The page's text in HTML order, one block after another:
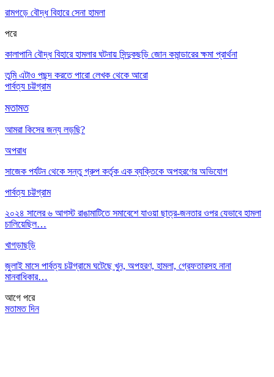
রামগড়ে বৌদ্ধ বিহারে সেনা হামলা
পরে
কালাপানি বৌদ্ধ বিহারে হামলার ঘটনায় সিন্দুকছড়ি জোন কমান্ডারের ক্ষমা প্রার্থনা
তুমি এটাও পছন্দ করতে পারো লেখক থেকে আরো
পার্বত্য চট্টগ্রাম
মতামত
আমরা কিসের জন্য লড়ছি?
অপরাধ
সাজেক পর্যটন থেকে সন্তু গ্রুপ কর্তৃক এক ব্যক্তিকে অপহরণের অভিযোগ
পার্বত্য চট্টগ্রাম
২০২৪ সালের ৬ আগস্ট রাঙামাটিতে সমাবেশে যাওয়া ছাত্র-জনতার ওপর যেভাবে হামলা
চালিয়েছিল…
খাগড়াছড়ি
জুলাই মাসে পার্বত্য চট্টগ্রামে ঘটেছে খুন, অপহরণ, হামলা, গ্রেফতারসহ নানা
মানবাধিকার…
আগে পরে
মতামত দিন